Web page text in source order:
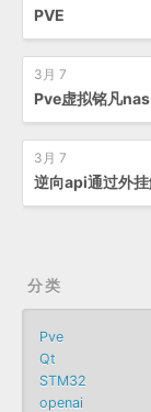
PVE
3月 7
Pve虚拟铭凡
3月 7
逆向api通过外
分类
Pve
Qt
STM32
openai